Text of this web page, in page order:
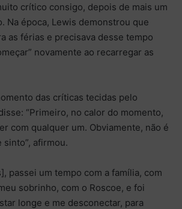
crítico consigo, depois de mais um
Na época, Lewis demonstrou que
as férias e precisava desse tempo
novamente ao recarregar as
das críticas tecidas pelo
“Primeiro, no calor do momento,
com qualquer um. Obviamente, não é
sinto”, afirmou.
passei um tempo com a família, com
sobrinho, com o Roscoe, e foi
longe e me desconectar, para